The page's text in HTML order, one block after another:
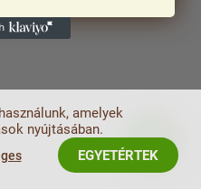
amelyek
nyújtásában.
EGYETÉRTEK